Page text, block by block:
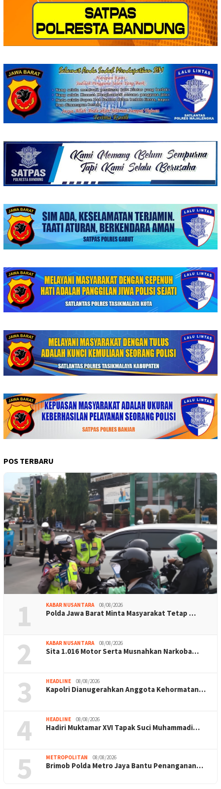
POS TERBARU
1 KABAR NUSANTARA 08/08/2026
Polda Jawa Barat Minta Masyarakat Tetap …
2 KABAR NUSANTARA 08/08/2026
Sita 1.016 Motor Serta Musnahkan Narkoba…
3 HEADLINE 08/08/2026
Kapolri Dianugerahkan Anggota Kehormatan…
4 HEADLINE 08/08/2026
Hadiri Muktamar XVI Tapak Suci Muhammadi…
5 METROPOLITAN 08/08/2026
Brimob Polda Metro Jaya Bantu Penanganan…